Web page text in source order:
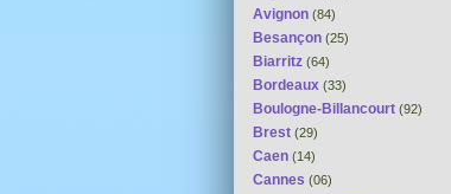
Avignon (84)
Besançon (25)
Biarritz (64)
Bordeaux (33)
Boulogne-Billancourt (92)
Brest (29)
Caen (14)
Cannes (06)